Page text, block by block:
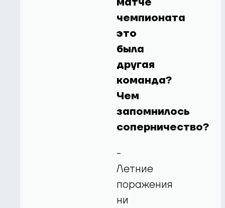
чемпионата
это
была
другая
команда?
Чем
запомнилось
соперничество?
-
Летние
поражения
ни